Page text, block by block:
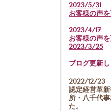
2023/5/31
お客様の声を
2023/4/17
お客様の声
2023/3/25
ブログ更新し
2022/12/23
認定経営革
所・八千代
た。